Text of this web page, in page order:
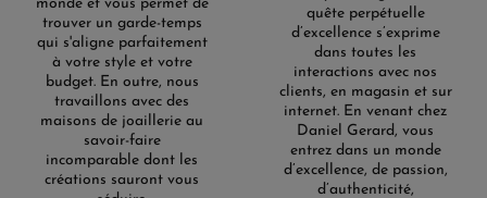
monde et vous permet de
trouver un garde-temps
qui s'aligne parfaitement
à votre style et votre
budget. En outre, nous
travaillons avec des
maisons de joaillerie au
savoir-faire
incomparable dont les
créations sauront vous
quête perpétuelle
d’excellence s’exprime
dans toutes les
interactions avec nos
clients, en magasin et sur
internet. En venant chez
Daniel Gerard, vous
entrez dans un monde
d’excellence, de passion,
d’authenticité,